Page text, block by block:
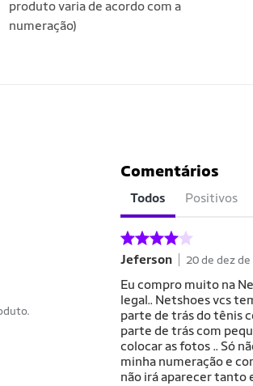
produto varia de acordo com a
numeração)
Comentários
Todos Positivos
Jeferson 20 de dez
Eu compro muito na
legal.. Netshoes vcs
parte de trás do tênis
parte de trás com
colocar as fotos .. Só
minha numeração e
não irá aparecer tanto